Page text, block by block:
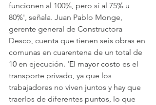
funcionen al 100%, pero sí al 75% u
80%', señala. Juan Pablo Monge,
gerente general de Constructora
Desco, cuenta que tienen seis obras en
comunas en cuarentena de un total de
10 en ejecución. 'El mayor costo es el
transporte privado, ya que los
trabajadores no viven juntos y hay que
traerlos de diferentes puntos, lo que